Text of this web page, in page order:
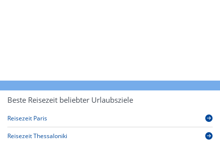
Beste Reisezeit beliebter Urlaubsziele
Reisezeit Paris
Reisezeit Thessaloniki